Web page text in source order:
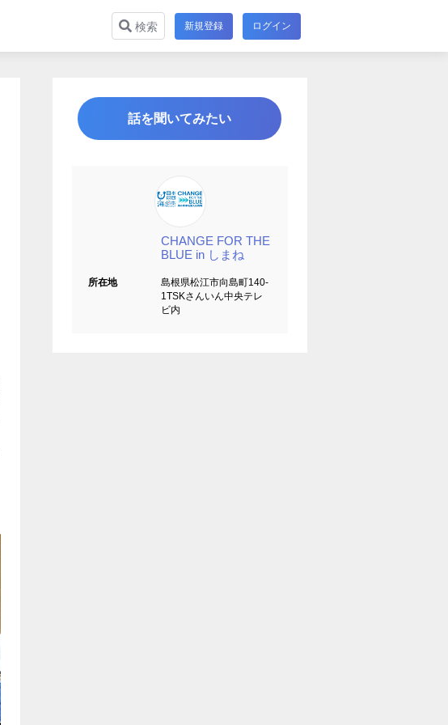
検索 新規登録 ログイン
話を聞いてみたい
CHANGE FOR THE
BLUE in しまね
所在地
島根県松江市向島町140-
1TSKさんいん中央テレ
ビ内